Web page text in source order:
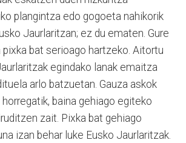
plangintza edo gogoeta nahikorik
Jaurlaritzan; ez du ematen. Gure
pixka bat serioago hartzeko. Aitortu
egindako lanak emaitza
arlo batzuetan. Gauza askok
baina gehiago egiteko
zait. Pixka bat gehiago
izan behar luke Eusko Jaurlaritzak.